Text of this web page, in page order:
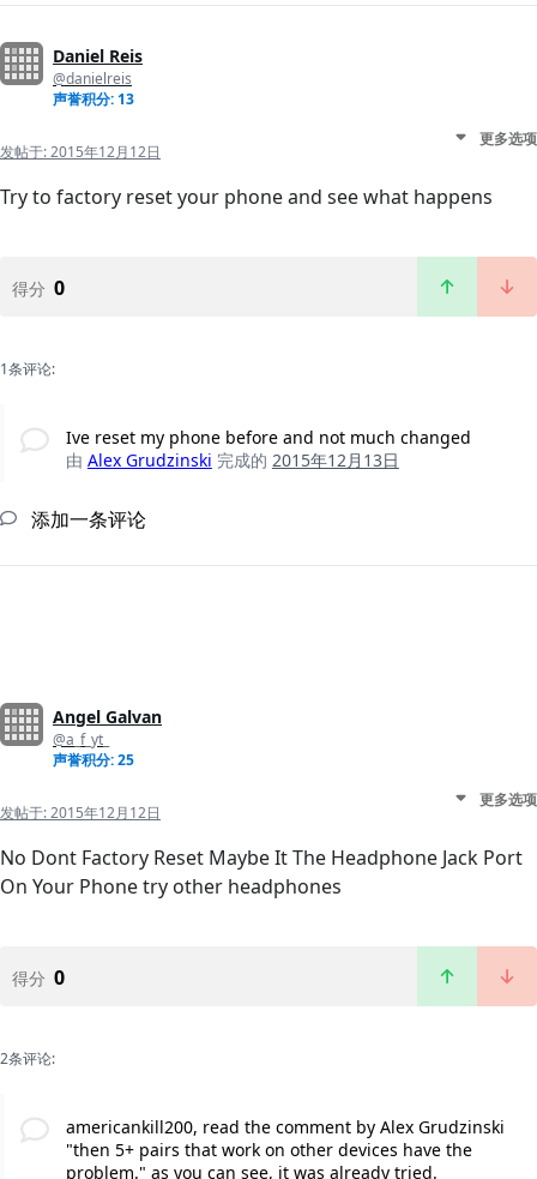
Daniel Reis
@danielreis
声誉积分: 13
发帖于:2015年12月12日
更多选项
Try to factory reset your phone and see what happens
得分 0
1条评论:
Ive reset my phone before and not much changed
由 Alex Grudzinski 完成的 2015年12月13日
添加一条评论
Angel Galvan
@a_f_yt_
声誉积分: 25
发帖于:2015年12月12日
更多选项
No Dont Factory Reset Maybe It The Headphone Jack Port
On Your Phone try other headphones
得分 0
2条评论:
americankill200, read the comment by Alex Grudzinski
"then 5+ pairs that work on other devices have the
problem." as you can see, it was already tried.